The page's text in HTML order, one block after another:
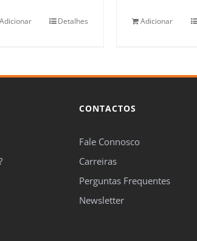
Adicionar Detalhes Adicionar
CONTACTOS
Fale Connosco
Carreiras
Perguntas Frequentes
Newsletter